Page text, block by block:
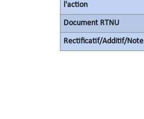
l'action
Document RTNU
Rectificatif/Additif/Note